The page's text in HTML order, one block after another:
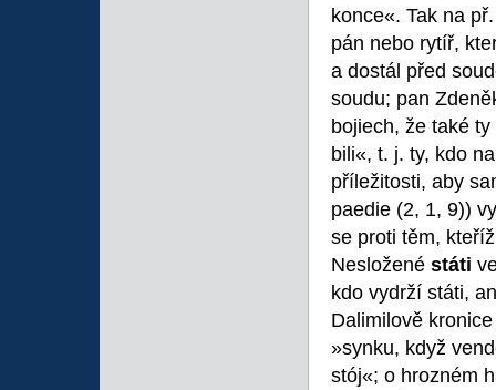
konce«. Tak na
pán nebo rytíř,
a dostál před
soudu; pan
bojiech, že také
bili«, t. j. ty, kdo
příležitosti, aby
paedie (2, 1, 9))
se proti těm,
Nesložené státi
kdo vydrží státi,
Dalimilově
»synku, když
stój«; o hrozném